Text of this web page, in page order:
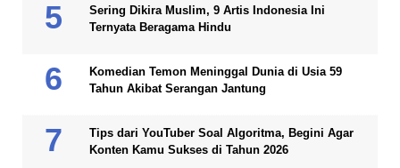
Sering Dikira Muslim, 9 Artis Indonesia Ini
Ternyata Beragama Hindu
Komedian Temon Meninggal Dunia di Usia 59
Tahun Akibat Serangan Jantung
Tips dari YouTuber Soal Algoritma, Begini Agar
Konten Kamu Sukses di Tahun 2026